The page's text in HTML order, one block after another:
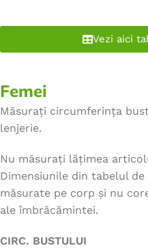
Vezi aici
Femei
Măsurați circumferința
lenjerie.
Nu măsurați lățimea
Dimensiunile din tabelul
măsurate pe corp și nu
ale îmbrăcămintei.
CIRC. BUSTULUI